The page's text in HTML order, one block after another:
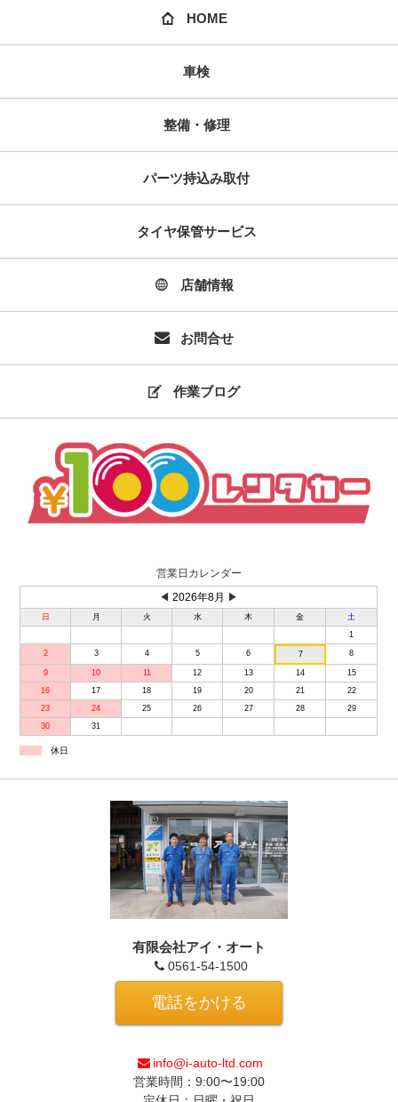
HOME
車検
整備・修理
パーツ持込み取付
タイヤ保管サービス
店舗情報
お問合せ
作業ブログ
営業日カレンダー
◀ 2026年8月 ▶
日 月 火 水 木 金
土
1
2 3 4 5 6 7 8
9 10 11 12 13 14
15
16
17 18 19 20 21
22
23
24 25 26 27 28
29
30
31
休日
有限会社アイ・オート
0561-54-1500
電話をかける
info@i-auto-ltd.com
営業時間：9:00〜19:00